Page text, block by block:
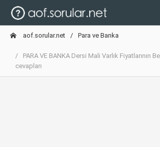
aof.sorular.net Para ve Banka
PARA VE BANKA Dersi Mali Varlık Fiyatlarının
cevapları